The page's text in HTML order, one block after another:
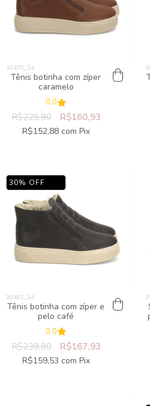
Tênis botinha com zíper
caramelo
0.0
R$229,90 R$160,93
R$152,88 com Pix
30% OFF
Tênis botinha com zíper e
pelo café
0.0
R$239,90 R$167,93
R$159,53 com Pix